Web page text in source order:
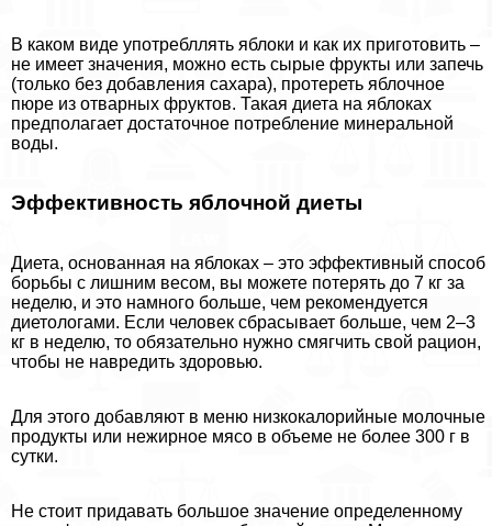
В каком виде употрeбллять яблоки и как их приготовить –
не имеет значения, можно есть сырые фрукты или запечь
(только без добавления сахара), протереть яблочное
пюре из отварных фруктов. Такая диета на яблоках
предполагает достаточное потрeбление минеральной
воды.
Эффективность яблочной диеты
Диета, основанная на яблоках – это эффективный способ
борьбы с лишним весом, вы можете потерять до 7 кг за
неделю, и это намного больше, чем рекомендуется
диетологами. Если человек сбрасывает больше, чем 2–3
кг в неделю, то обязательно нужно смягчить свой рацион,
чтобы не навредить здоровью.
Для этого добавляют в меню низкокалорийные молочные
продукты или нежирное мясо в объеме не более 300 г в
сутки.
Не стоит придавать большое значение определенному